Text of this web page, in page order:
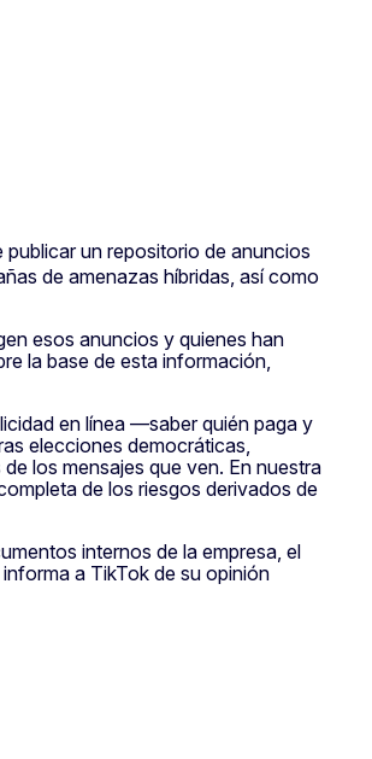
un repositorio de anuncios
de amenazas híbridas, así como
esos anuncios y quienes han
la base de esta información,
en línea —saber quién paga y
elecciones democráticas,
los mensajes que ven. En nuestra
de los riesgos derivados de
internos de la empresa, el
a TikTok de su opinión